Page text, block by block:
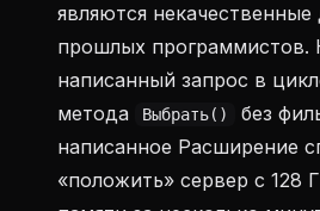
являются некачественные
прошлых программистов.
написанный запрос в
метода
Выбрать()
без
написанное Расширение
«положить» сервер с 128